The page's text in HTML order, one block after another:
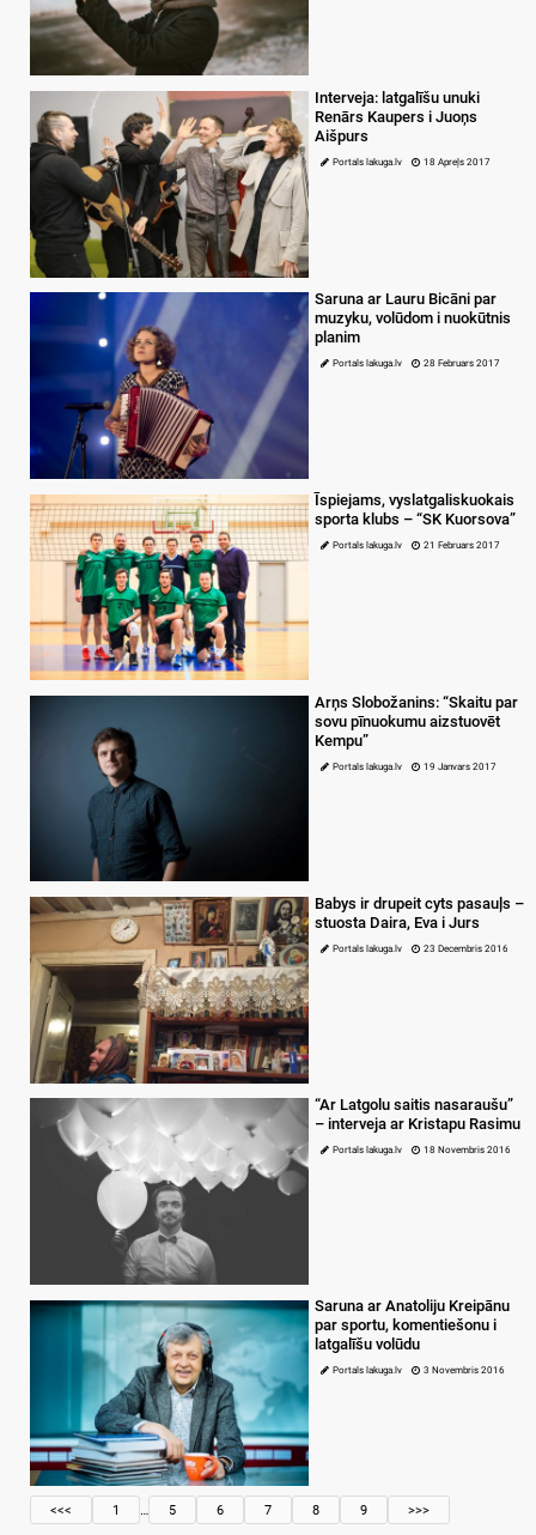
Interveja: latgalīšu unuki
Renārs Kaupers i Juoņs
Aišpurs
Portals lakuga.lv 18 Apreļs 2017
Saruna ar Lauru Bicāni par
muzyku, volūdom i nuokūtnis
planim
Portals lakuga.lv 28 Februars 2017
Īspiejams, vyslatgaliskuokais
sporta klubs – “SK Kuorsova”
Portals lakuga.lv 21 Februars 2017
Arņs Slobožanins: “Skaitu par
sovu pīnuokumu aizstuovēt
Kempu”
Portals lakuga.lv 19 Janvars 2017
Babys ir drupeit cyts pasauļs –
stuosta Daira, Eva i Jurs
Portals lakuga.lv 23 Decembris 2016
“Ar Latgolu saitis nasaraušu”
– interveja ar Kristapu Rasimu
Portals lakuga.lv 18 Novembris 2016
Saruna ar Anatoliju Kreipānu
par sportu, komentiešonu i
latgalīšu volūdu
Portals lakuga.lv 3 Novembris 2016
<<< 1 5 6 7 8 9 >>>